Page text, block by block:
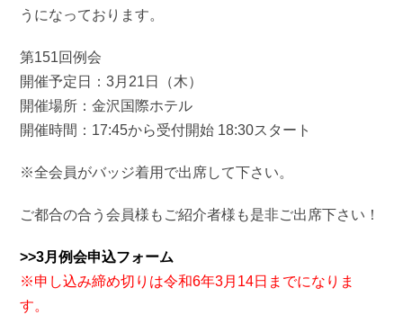
うになっております。
第151回例会
開催予定日：3月21日（木）
開催場所：金沢国際ホテル
開催時間：17:45から受付開始 18:30スタート
※全会員がバッジ着用で出席して下さい。
ご都合の合う会員様もご紹介者様も是非ご出席下さい！
>>3月例会申込フォーム
※申し込み締め切りは令和6年3月14日までになりま
す。